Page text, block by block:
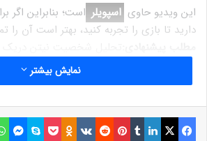
این ویدیو حاوی اسپویلر است؛ بنابراین اگر
دارید تا بازی را تجربه کنید، بهتر است آن را
داستان یک دزد دوست‌داشتنی!
نوشته های مشابه
نمایش بیشتر
فیسبوک ایکس لینکداین تامبلر پینتریست Reddit
VKontakte
Odnoklassniki پاکت اسکایپ مسنجر